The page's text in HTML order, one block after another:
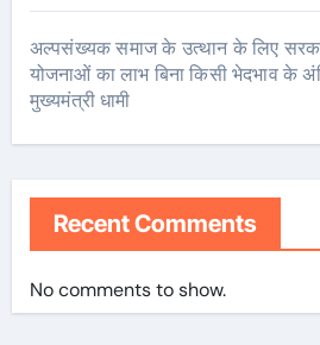
अल्पसंख्यक समाज के उत्थान के लिए
योजनाओं का लाभ बिना किसी भेदभाव के
मुख्यमंत्री धामी
Recent Comments
No comments to show.